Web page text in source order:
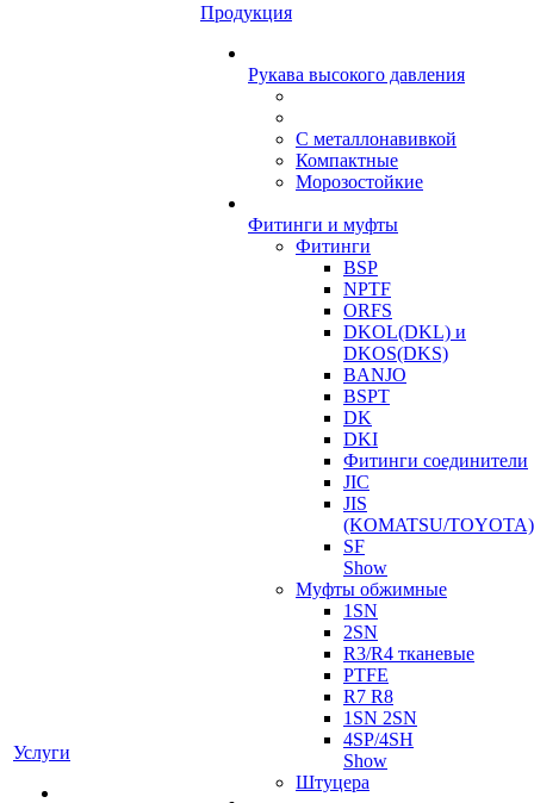
Услуги
Продукция
Рукава высокого давления
С металлонавивкой
Компактные
Морозостойкие
Фитинги и муфты
Фитинги
BSP
NPTF
ORFS
DKOL(DKL) и
DKOS(DKS)
BANJO
BSPT
DK
DKI
Фитинги соединители
JIC
JIS
(KOMATSU/TOYOTA)
SF
Show
Муфты обжимные
1SN
2SN
R3/R4 тканевые
PTFE
R7 R8
1SN 2SN
4SP/4SH
Show
Штуцера